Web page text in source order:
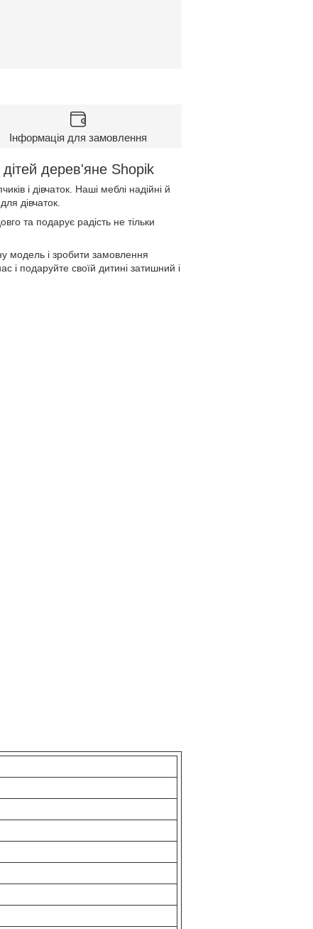
Інформація для замовлення
дерев'яне Shopik
і дівчаток. Наші меблі надійні й
дівчаток.
та подарує радість не тільки
модель і зробити замовлення
і подаруйте своїй дитині затишний і